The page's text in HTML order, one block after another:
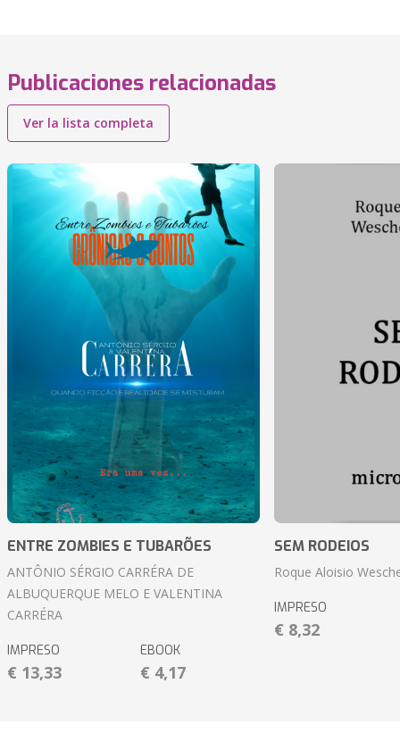
Publicaciones relacionadas
Ver la lista completa
ENTRE ZOMBIES E TUBARÕES
ANTÔNIO SÉRGIO CARRÉRA DE
ALBUQUERQUE MELO E VALENTINA
CARRÉRA
IMPRESO
€ 13,33
EBOOK
€ 4,17
SEM RODEIOS
Roque Aloisio
IMPRESO
€ 8,32